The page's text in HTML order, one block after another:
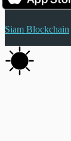
Siam Blockchain